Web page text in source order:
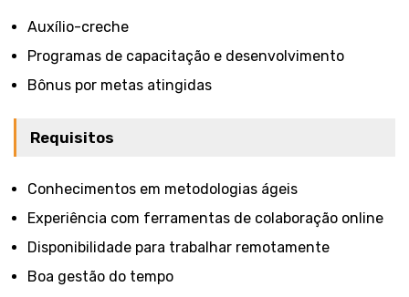
Auxílio-creche
Programas de capacitação e desenvolvimento
Bônus por metas atingidas
Requisitos
Conhecimentos em metodologias ágeis
Experiência com ferramentas de colaboração online
Disponibilidade para trabalhar remotamente
Boa gestão do tempo